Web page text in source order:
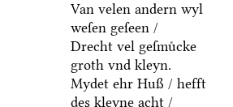
Van velen andern wyl
weſen geſeen /
Drecht vel geſmuͤcke
groth vnd kleyn.
Mydet ehr Huß / hefft
des kleyne acht /